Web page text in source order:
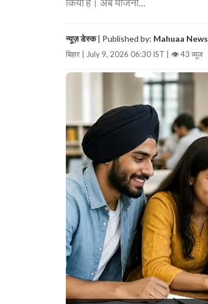
किया है। अब योजना...
न्यूज़ डेस्क| Published by: Mahuaa News
बिहार | July 9, 2026 06:30 IST | 👁 43 व्यूज